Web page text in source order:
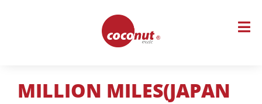
MILLION MILES(JAPAN